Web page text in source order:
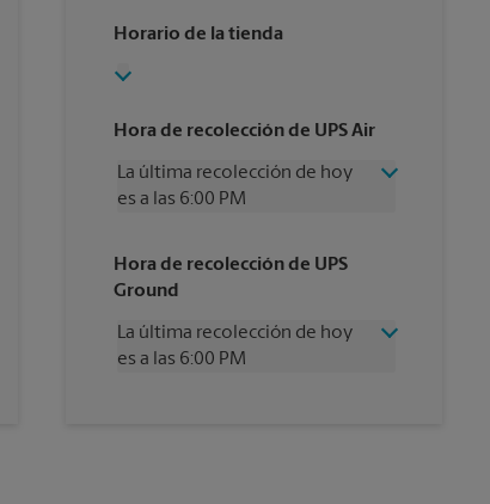
Horario de la tienda
Hora de recolección de UPS Air
La última recolección de hoy
es a las 6:00 PM
Jueves
6:00 PM
Viernes
Sábado
2:00 PM
Domingo
Sin Recolección
Hora de recolección de UPS
Ground
La última recolección de hoy
es a las 6:00 PM